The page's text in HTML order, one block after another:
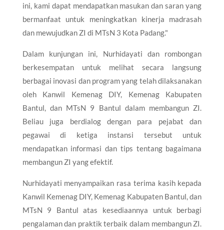
ini, kami dapat mendapatkan masukan dan saran yang
bermanfaat untuk meningkatkan kinerja madrasah
dan mewujudkan ZI di MTsN 3 Kota Padang."
Dalam kunjungan ini, Nurhidayati dan rombongan
berkesempatan untuk melihat secara langsung
berbagai inovasi dan program yang telah dilaksanakan
oleh Kanwil Kemenag DIY, Kemenag Kabupaten
Bantul, dan MTsN 9 Bantul dalam membangun ZI.
Beliau juga berdialog dengan para pejabat dan
pegawai di ketiga instansi tersebut untuk
mendapatkan informasi dan tips tentang bagaimana
membangun ZI yang efektif.
Nurhidayati menyampaikan rasa terima kasih kepada
Kanwil Kemenag DIY, Kemenag Kabupaten Bantul, dan
MTsN 9 Bantul atas kesediaannya untuk berbagi
pengalaman dan praktik terbaik dalam membangun ZI.